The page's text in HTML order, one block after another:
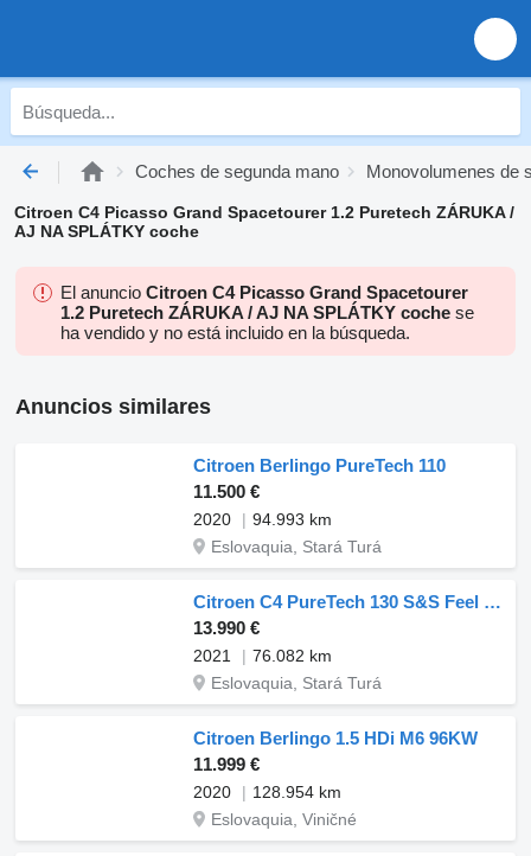
Coches de segunda mano Monovolumenes de
Citroen C4 Picasso Grand Spacetourer 1.2 Puretech ZÁRUKA /
AJ NA SPLÁTKY coche
El anuncio Citroen C4 Picasso Grand Spacetourer
1.2 Puretech ZÁRUKA / AJ NA SPLÁTKY coche se
ha vendido y no está incluido en la búsqueda.
Anuncios similares
Citroen Berlingo PureTech 110
11.500 €
2020
94.993 km
Eslovaquia, Stará Turá
Citroen C4 PureTech 130 S&S Feel Pack / 96kW / M6
13.990 €
2021
76.082 km
Eslovaquia, Stará Turá
Citroen Berlingo 1.5 HDi M6 96KW
11.999 €
2020
128.954 km
Eslovaquia, Viničné